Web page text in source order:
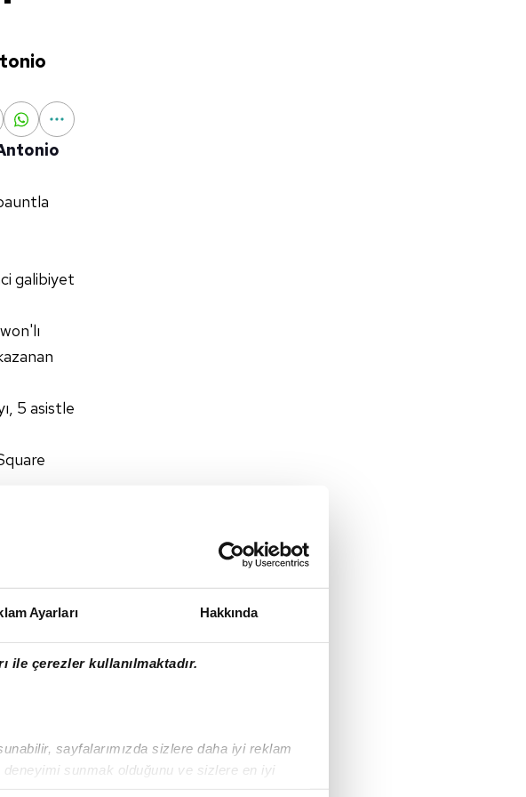
Ayarları Hakkında
çerezler kullanılmaktadır.
sayfalarımızda sizlere daha iyi reklam
sunmak olduğunu ve sizlere en iyi
galibiyet
5 asistle